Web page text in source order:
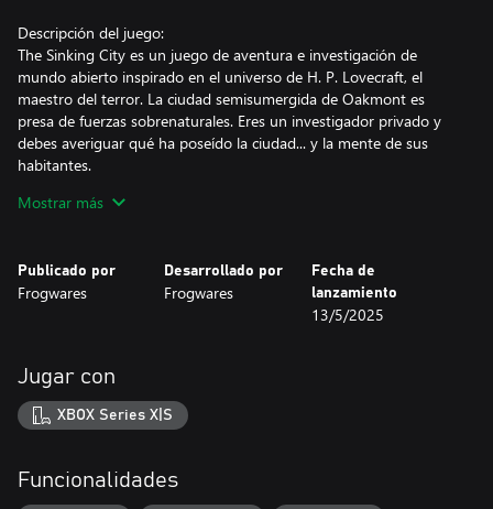
Descripción del juego:
The Sinking City es un juego de aventura e investigación de
mundo abierto inspirado en el universo de H. P. Lovecraft, el
maestro del terror. La ciudad semisumergida de Oakmont es
presa de fuerzas sobrenaturales. Eres un investigador privado y
debes averiguar qué ha poseído la ciudad... y la mente de sus
habitantes.
Fundamentos del juego:
- Un enorme mundo abierto que podrás explorar a pie, en barco,
en traje de buzo...
- Alta rejugabilidad gracias a un sistema de investigación abierto:
dependerá de tus acciones.
- Un arsenal de armas de los años 20 con el que enfrentarte a
espantosas criaturas.
- Gestiona tu cordura para discernir la verdad que se halla tras la
Mostrar más
Publicado por
Frogwares
Desarrollado por
Frogwares
Fecha de
lanzamiento
13/5/2025
Jugar con
XBOX Series X|S
Funcionalidades